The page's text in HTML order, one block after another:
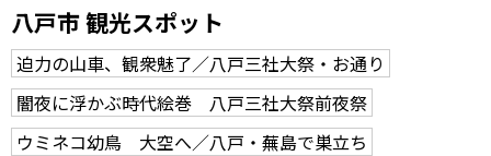
八戸市 観光スポット
迫力の山車、観衆魅了／八戸三社大祭・お通り
闇夜に浮かぶ時代絵巻 八戸三社大祭前夜祭
ウミネコ幼鳥 大空へ／八戸・蕪島で巣立ち